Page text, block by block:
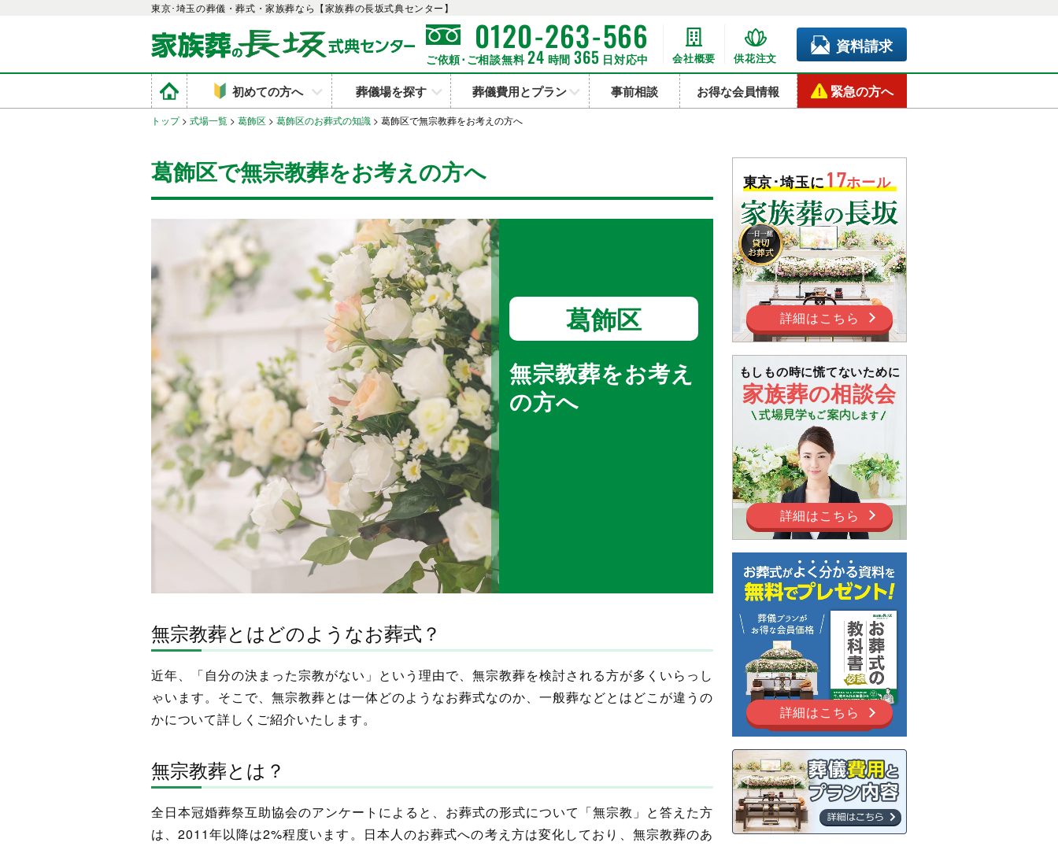
東京･埼玉の葬儀・葬式・家族葬なら【家族葬の長坂式典センター】
0120-263-566
ご依頼･ご相談無料 24 時間 365 日対応中 会社概要 供花注文
資料請求
初めての方へ 葬儀場を探す 葬儀費用とプラン 事前相談 お得な会員情報 緊急の方へ
トップ > 式場一覧 > 葛飾区 > 葛飾区のお葬式の知識 > 葛飾区で無宗教葬をお考えの方へ
葛飾区で無宗教葬をお考えの方へ
葛飾区
無宗教葬をお考え
の方へ
無宗教葬とはどのようなお葬式？
近年、「自分の決まった宗教がない」という理由で、無宗教葬を検討される方が多くいらっし
ゃいます。そこで、無宗教葬とは一体どのようなお葬式なのか、一般葬などとはどこが違うの
かについて詳しくご紹介いたします。
無宗教葬とは？
全日本冠婚葬祭互助協会のアンケートによると、お葬式の形式について「無宗教」と答えた方
は、2011年以降は2%程度います。日本人のお葬式への考え方は変化しており、無宗教葬のあ
東京･埼玉に17ホール
詳細はこちら
もしもの時に慌てないために
家族葬の相談会
詳細はこちら
詳細はこちら